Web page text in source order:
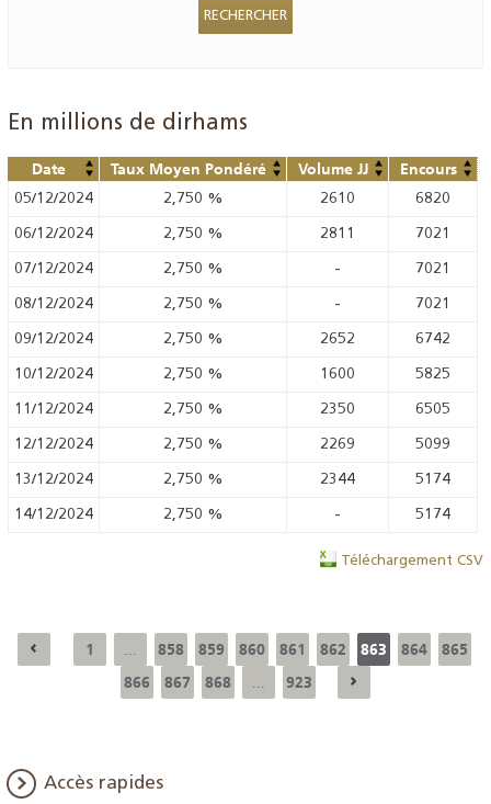
En millions de dirhams
Date Taux Moyen Pondéré Volume JJ Encours
05/12/2024 2,750 % 2610 6820
06/12/2024 2,750 % 2811 7021
07/12/2024 2,750 % - 7021
08/12/2024 2,750 % - 7021
09/12/2024 2,750 % 2652 6742
10/12/2024 2,750 % 1600 5825
11/12/2024 2,750 % 2350 6505
12/12/2024 2,750 % 2269 5099
13/12/2024 2,750 % 2344 5174
14/12/2024 2,750 % - 5174
Téléchargement CSV
1 858 859 860 861 862 863 864
865
866
867 868 923
Accès rapides